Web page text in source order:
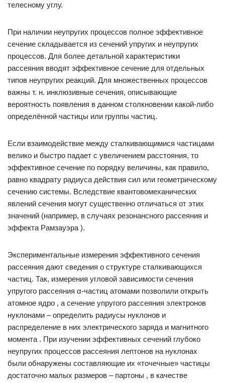
телесному углу.
При наличии неупругих процессов полное эффективное
сечение складывается из сечений упругих и неупругих
процессов. Для более детальной характеристики
рассеяния вводят эффективное сечение для отдельных
типов неупругих реакций. Для множественных процессов
важны т. н. инклюзивные сечения, описывающие
вероятность появления в данном столкновении какой-либо
определённой частицы или группы частиц.
Если взаимодействие между сталкивающимися частицами
велико и быстро падает с увеличением расстояния, то
эффективное сечение по порядку величины, как правило,
равно квадрату радиуса действия сил или геометрическому
сечению системы. Вследствие квантовомеханических
явлений сечения могут существенно отличаться от этих
значений (например, в случаях резонансного рассеяния и
эффекта Рамзауэра ).
Экспериментальные измерения эффективного сечения
рассеяния дают сведения о структуре сталкивающихся
частиц. Так, измерения угловой зависимости сечения
упругого рассеяния α-частиц атомами позволили открыть
атомное ядро , а сечение упругого рассеяния электронов
нуклонами – определить радиусы нуклонов и
распределение в них электрического заряда и магнитного
момента . При изучении эффективных сечений глубоко
неупругих процессов рассеяния лептонов на нуклонах
были обнаружены составляющие их «точечные» частицы
достаточно малых размеров – партоны , в качестве